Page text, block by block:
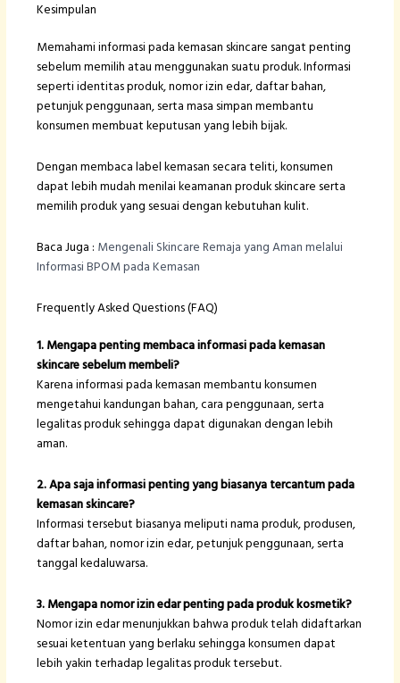
Kesimpulan
Memahami informasi pada kemasan skincare sangat penting
sebelum memilih atau menggunakan suatu produk. Informasi
seperti identitas produk, nomor izin edar, daftar bahan,
petunjuk penggunaan, serta masa simpan membantu
konsumen membuat keputusan yang lebih bijak.
Dengan membaca label kemasan secara teliti, konsumen
dapat lebih mudah menilai keamanan produk skincare serta
memilih produk yang sesuai dengan kebutuhan kulit.
Baca Juga : Mengenali Skincare Remaja yang Aman melalui
Informasi BPOM pada Kemasan
Frequently Asked Questions (FAQ)
1. Mengapa penting membaca informasi pada kemasan
skincare sebelum membeli?
Karena informasi pada kemasan membantu konsumen
mengetahui kandungan bahan, cara penggunaan, serta
legalitas produk sehingga dapat digunakan dengan lebih
aman.
2. Apa saja informasi penting yang biasanya tercantum pada
kemasan skincare?
Informasi tersebut biasanya meliputi nama produk, produsen,
daftar bahan, nomor izin edar, petunjuk penggunaan, serta
tanggal kedaluwarsa.
3. Mengapa nomor izin edar penting pada produk kosmetik?
Nomor izin edar menunjukkan bahwa produk telah didaftarkan
sesuai ketentuan yang berlaku sehingga konsumen dapat
lebih yakin terhadap legalitas produk tersebut.